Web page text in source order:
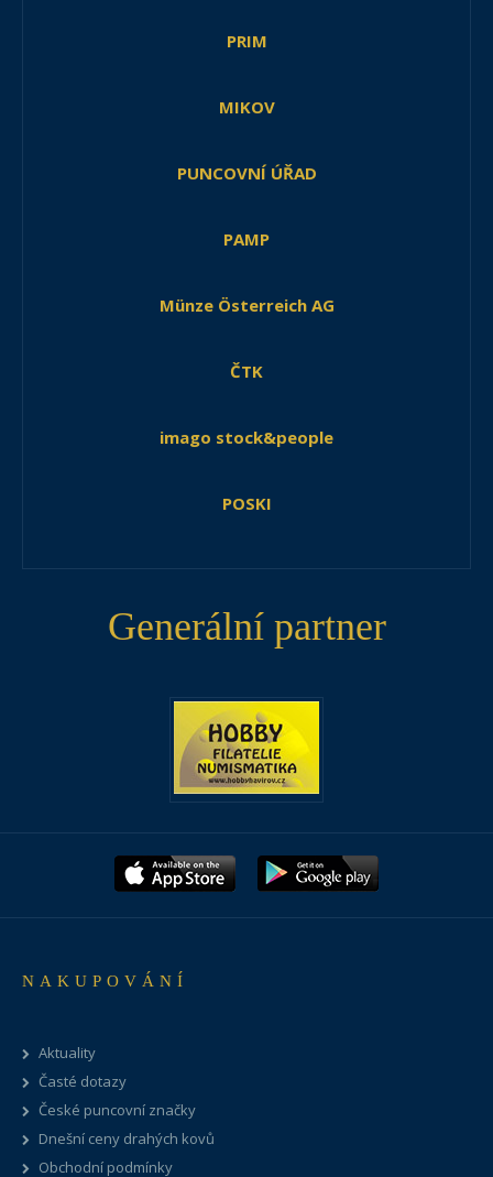
PRIM
MIKOV
PUNCOVNÍ ÚŘAD
PAMP
Münze Österreich AG
ČTK
imago stock&people
POSKI
Generální partner
NAKUPOVÁNÍ
Aktuality
Časté dotazy
České puncovní značky
Dnešní ceny drahých kovů
Obchodní podmínky